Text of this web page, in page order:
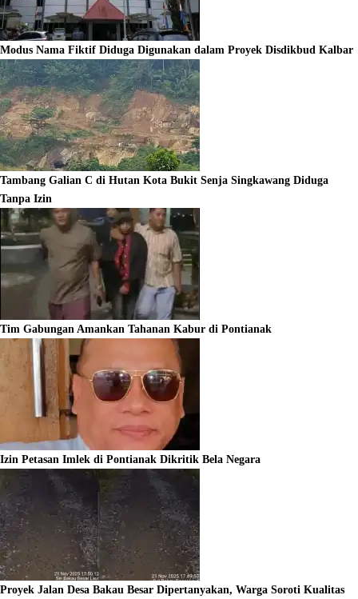
Modus Nama Fiktif Diduga Digunakan dalam Proyek Disdikbud Kalbar
Tambang Galian C di Hutan Kota Bukit Senja Singkawang Diduga
Tanpa Izin
Tim Gabungan Amankan Tahanan Kabur di Pontianak
Izin Petasan Imlek di Pontianak Dikritik Bela Negara
Proyek Jalan Desa Bakau Besar Dipertanyakan, Warga Soroti Kualitas